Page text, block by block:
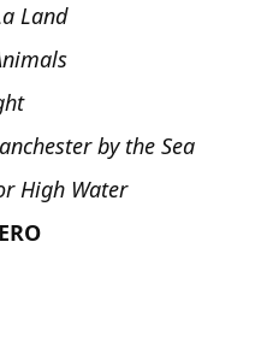
Land
by the Sea
High Water